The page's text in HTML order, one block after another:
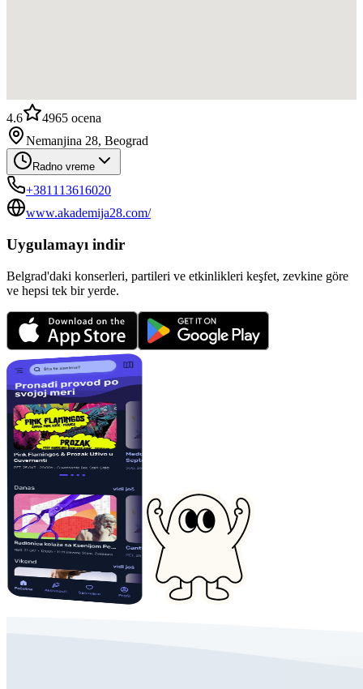
4.6 4965 ocena
Nemanjina 28, Beograd
Radno vreme
+381113616020
www.akademija28.com/
Uygulamayı indir
Belgrad'daki konserleri, partileri ve etkinlikleri keşfet, zevkine göre
ve hepsi tek bir yerde.